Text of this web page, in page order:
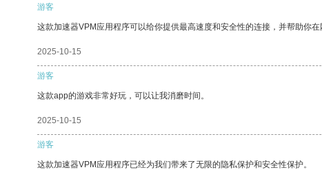
游客
这款加速器VPM应用程序可以给你提供最高速度和安全性的连接，并帮助你在
2025-10-15
游客
这款app的游戏非常好玩，可以让我消磨时间。
2025-10-15
游客
这款加速器VPM应用程序已经为我们带来了无限的隐私保护和安全性保护。